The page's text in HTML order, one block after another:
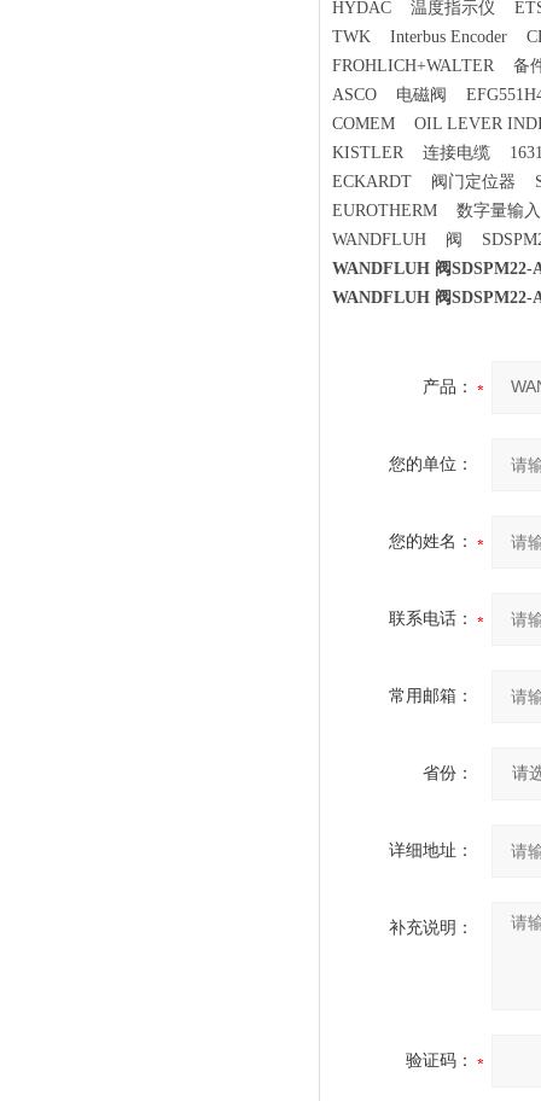
HYDAC 温度指示仪
TWK Interbus Encoder
FROHLICH+WALTER 备
ASCO 电磁阀
COMEM OIL LEVER
KISTLER 连接电缆
ECKARDT 阀门定位器
EUROTHERM 数字量输
WANDFLUH 阀
WANDFLUH 阀SDSPM22-
WANDFLUH 阀SDSPM22-
产品：
您的单位：
您的姓名：
联系电话：
常用邮箱：
省份：
详细地址：
补充说明：
验证码：